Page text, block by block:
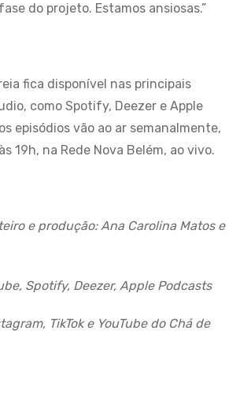
do projeto. Estamos ansiosas.”
fica disponível nas principais
como Spotify, Deezer e Apple
episódios vão ao ar semanalmente,
19h, na Rede Nova Belém, ao vivo.
e produção: Ana Carolina Matos e
Spotify, Deezer, Apple Podcasts
TikTok e YouTube do Chá de